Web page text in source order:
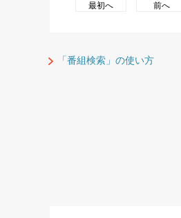
最初へ 前へ
「番組検索」の使い方